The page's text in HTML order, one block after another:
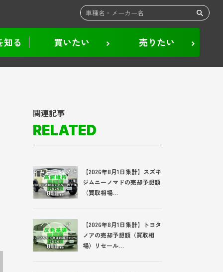
知る 買いたい 売りたい
関連記事
RELATED
【2026年8月1日集計】スズキ
ジムニーノマドの売却予想額
（買取相場…
【2026年8月1日集計】トヨタ
ノアの売却予想額（買取相
場）リセール…